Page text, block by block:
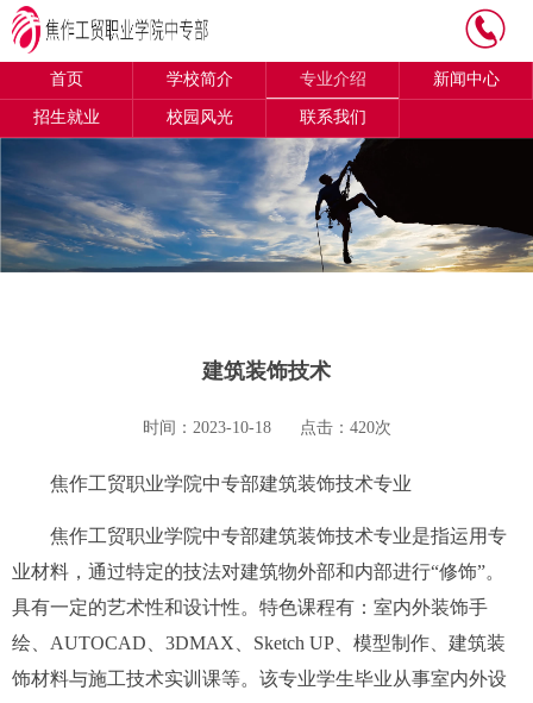
首页 学校简介 专业介绍 新闻中心
招生就业 校园风光 联系我们
建筑装饰技术
时间：2023-10-18 点击：420次
焦作工贸职业学院中专部建筑装饰技术专业
焦作工贸职业学院中专部建筑装饰技术专业是指运用专
业材料，通过特定的技法对建筑物外部和内部进行“修饰”。
具有一定的艺术性和设计性。特色课程有：室内外装饰手
绘、AUTOCAD、3DMAX、Sketch UP、模型制作、建筑装
饰材料与施工技术实训课等。该专业学生毕业从事室内外设